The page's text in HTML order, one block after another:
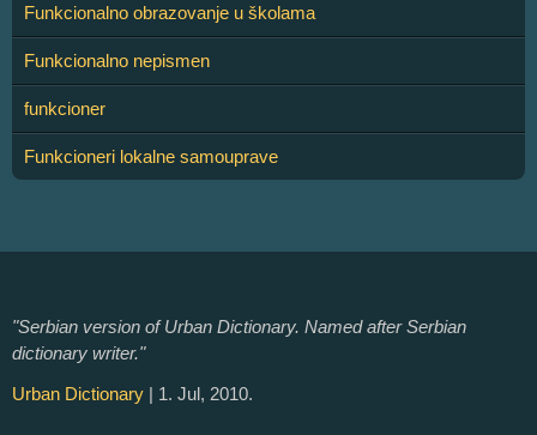
Funkcionalno obrazovanje u školama
Funkcionalno nepismen
funkcioner
Funkcioneri lokalne samouprave
"Serbian version of Urban Dictionary. Named after Serbian
dictionary writer."
Urban Dictionary | 1. Jul, 2010.